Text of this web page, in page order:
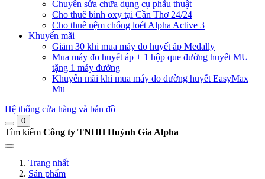
Chuyên sửa chữa dụng cụ phẫu thuật
Cho thuê bình oxy tại Cần Thơ 24/24
Cho thuê nệm chống loét Alpha Active 3
Khuyến mãi
Giảm 30 khi mua máy đo huyết áp Medally
Mua máy đo huyết áp + 1 hộp que đường huyết MU
tặng 1 máy đường
Khuyến mãi khi mua máy đo đường huyết EasyMax
Mu
Hệ thống cửa hàng và bản đồ
0
Tìm kiếm Công ty TNHH Huỳnh Gia Alpha
Trang nhất
Sản phẩm